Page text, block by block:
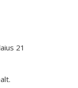
21